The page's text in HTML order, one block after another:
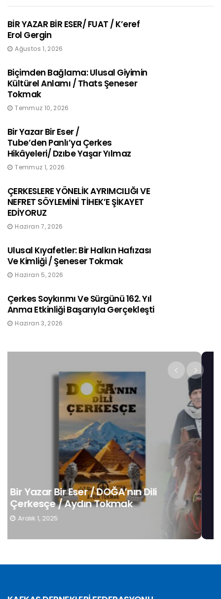
BİR YAZAR BİR ESER/ FUAT / K’eref
Erol Gergin
Ağustos 1, 2026
Biçimden Bağlama: Ulusal Giyimin
Kültürel Anlamı / Thats Şeneser
Tokmak
Temmuz 10, 2026
Bir Yazar Bir Eser /
Tube’den Panlı’ya Çerkes
Hikâyeleri/ Dzıbe Yaşar Yılmaz
Temmuz 1, 2026
ÇERKESLERE YÖNELİK AYRIMCILIĞI VE
NEFRET SÖYLEMİNİ TİHEK’E ŞİKAYET
EDİYORUZ
Haziran 7, 2026
Ulusal Kıyafetler: Bir Halkın Hafızası
Ve Kimliği / Şeneser Tokmak
Haziran 5, 2026
Çerkes Soykırımı Ve Sürgünü 162. Yıl
Anma Etkinliği Başarıyla Gerçekleşti
Haziran 3, 2026
Gençlerin Kimlik Bilinci 3: Anadilin
Muhafazası / Hatough Timaf